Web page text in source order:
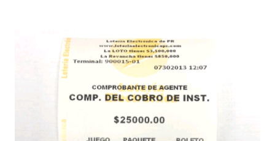
instantáneos”, indicó López. Sobre el sorteo de Powerball,
López explicó que el mismo se continuará realizando en los
Estados Unidos y los jugadores podrán conocer los
números ganadores del mismo a través de la página
aquellos con jugadas anticipadas de los sorteos locales (